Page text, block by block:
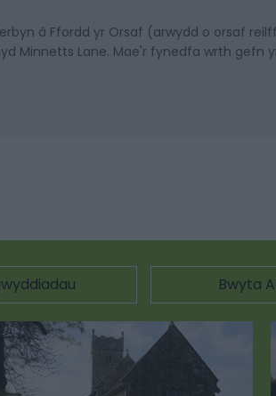
â Ffordd yr Orsaf (arwydd o orsaf
Minnetts Lane. Mae'r fynedfa wrth gefn
Bwyta